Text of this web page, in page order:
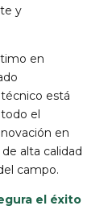
y
en
está
el
en
alta calidad
campo.
el éxito